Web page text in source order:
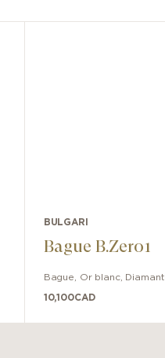
BULGARI
Bague B.Zero1
Bague Or blanc, Diamant
10,100CAD